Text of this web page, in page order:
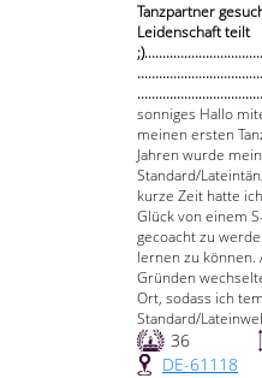
Tanzpartner
Leidenschaft teilt
sonniges Hallo
meinen ersten
Jahren wurde
Standard/
kurze Zeit hatte
Glück von einem
gecoacht zu
lernen zu können.
Gründen
Ort, sodass ich
Standard/
36
DE-61118